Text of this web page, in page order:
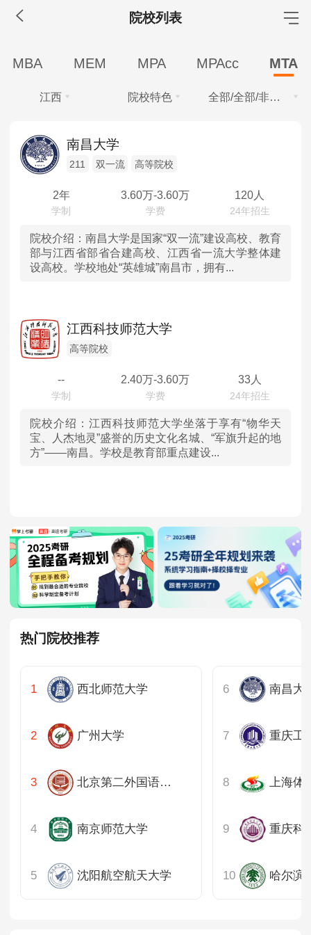
院校列表
报名流程
考试真题
招生简章
MEM工程管理
院校库 考试报名 招生政策
考试真题
招生简章
院校库 考试报名 招生政策 学制学费
报名流程
院校库 考试报名
MTA旅游管理
院校库 考试报名 招生政策 学制学费
报名流程
考试真题
报考经验 招生简章
MBA MEM MPA MPAcc MTA
江西
北京
河北
山西
吉林
上海
江苏
安徽
福建
江西
山东
广东
重庆
院校特色
211
高等院校
全部/全部/非全日制
全部
全部
学习方式
全部 全日制 非全日制
南昌大学
211 双一流 高等院校
2年 3.60万-3.60万 120人
院校介绍： 南昌大学是国家“双一流”建设高校、教育
部与江西省部省合建高校、江西省一流大学整体建
设高校。学校地处“英雄城”南昌市，拥有...
江西科技师范大学
高等院校
-- 2.40万-3.60万 33人
院校介绍： 江西科技师范大学坐落于享有“物华天
宝、人杰地灵”盛誉的历史文化名城、“军旗升起的地
方”——南昌。学校是教育部重点建设...
热门院校推荐
西北师范大学
广州大学
北京第二外国语学院
南京师范大学
沈阳航空航天大学
南昌大
重庆工
上海体
重庆科
哈尔滨